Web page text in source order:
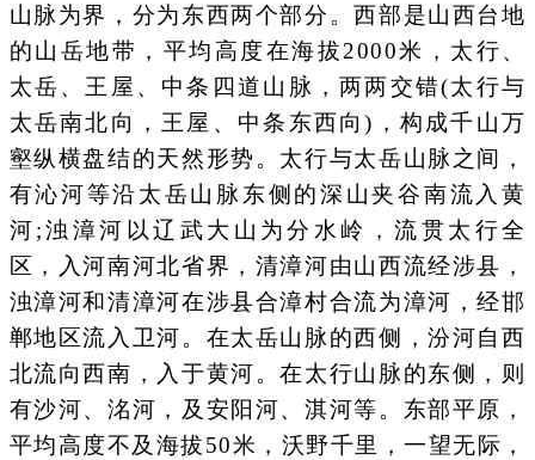
山脉为界，分为东西两个部分。西部是山西台地
的山岳地带，平均高度在海拔2000米，太行、
太岳、王屋、中条四道山脉，两两交错(太行与
太岳南北向，王屋、中条东西向)，构成千山万
壑纵横盘结的天然形势。太行与太岳山脉之间，
有沁河等沿太岳山脉东侧的深山夹谷南流入黄
河;浊漳河以辽武大山为分水岭，流贯太行全
区，入河南河北省界，清漳河由山西流经涉县，
浊漳河和清漳河在涉县合漳村合流为漳河，经邯
郸地区流入卫河。在太岳山脉的西侧，汾河自西
北流向西南，入于黄河。在太行山脉的东侧，则
有沙河、洺河，及安阳河、淇河等。东部平原，
平均高度不及海拔50米，沃野千里，一望无际，